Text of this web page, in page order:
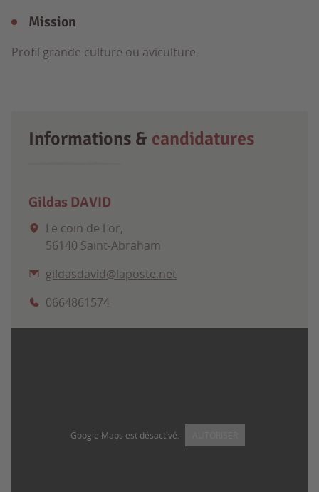
Mission
Profil grande culture ou aviculture
Informations & candidatures
Gildas DAVID
Le coin de l or,
56140 Saint-Abraham
gildasdavid@laposte.net
0664861574
Google Maps est désactivé.